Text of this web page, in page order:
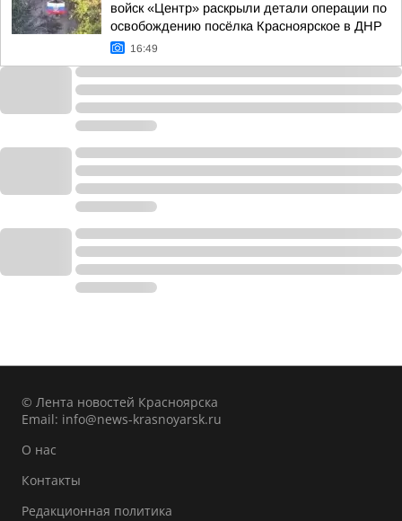
войск «Центр» раскрыли детали операции по
освобождению посёлка Красноярское в ДНР
16:49
© Лента новостей Красноярска
Email: info@news-krasnoyarsk.ru
О нас
Контакты
Редакционная политика